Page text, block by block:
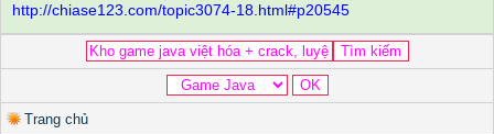
http://chiase123.com/topic3074-18.html#p20545
Trang chủ